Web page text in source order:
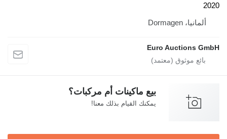
ألمانيا، Dormagen
Euro Auctions
بيع ماكينات أم مركبات؟
يمكنك القيام بذلك معنا!